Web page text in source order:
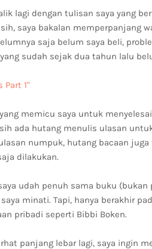
lagi dengan tulisan saya yang
saya bakalan memperpanjang
saja belum saya beli,
sudah sejak dua tahun lalu
Part 1"
memicu saya untuk
ada hutang menulis ulasan
numpuk, hutang bacaan
dilakukan.
udah penuh sama buku
minati. Tapi, hanya berakhir
pribadi seperti Bibbi Boken.
panjang lebar lagi, saya ingin